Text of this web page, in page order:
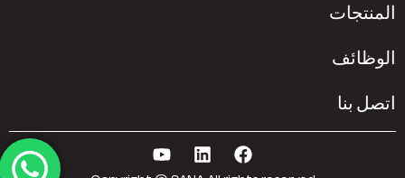
المنتجات
الوظائف
اتصل بنا